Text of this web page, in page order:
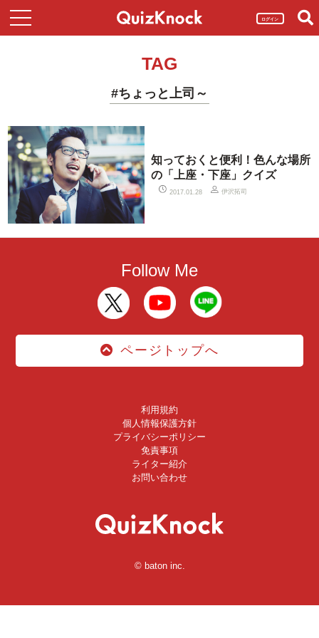
ログイン
TAG
#ちょっと上司～
知っておくと便利！色んな場所
の「上座・下座」クイズ
2017.01.28 伊沢拓司
Follow Me
ページトップへ
利用規約
個人情報保護方針
プライバシーポリシー
免責事項
ライター紹介
お問い合わせ
© baton inc.